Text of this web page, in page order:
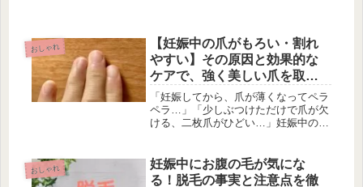
いの...
おしゃれ
【妊娠中の爪がもろい・割れ
やすい】その原因と効果的な
ケアで、強く美しい爪を取り
戻す！
「妊娠してから、爪が薄くなってペラ
ペラ…」「少しぶつけただけで爪が欠
ける、二枚爪がひどい…」妊娠中のマ
化に戸惑うことはありませんか？特に
お腹が大きくなるにつれて、それまで
おしゃれ
妊娠中にお腹の毛が気にな
る！脱毛の事実と注意点を徹